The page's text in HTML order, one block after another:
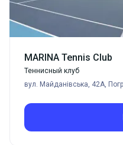
настоящие
будут рады разработать
программу занятий,
тренировки на
опытом
вы сможете достичь
результатов. Если вы
жизнь к лучшему, тогда
MARINA Tennis Club
Теннисный клуб
вул. Майданівська, 42А,